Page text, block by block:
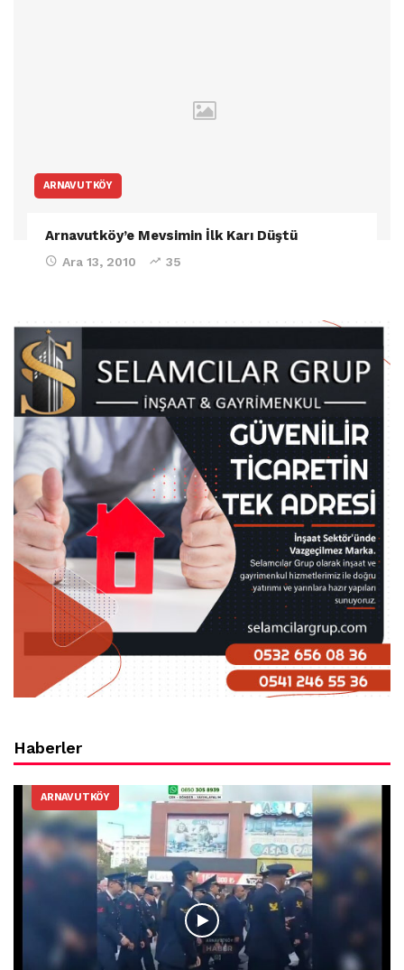
ARNAVUTKÖY
Arnavutköy’e Mevsimin İlk Karı Düştü
Ara 13, 2010 35
Haberler
ARNAVUTKÖY